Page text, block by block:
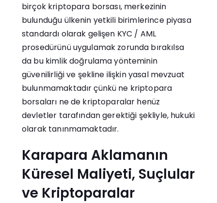
birçok kriptopara borsası, merkezinin
bulunduğu ülkenin yetkili birimlerince piyasa
standardı olarak gelişen KYC / AML
prosedürünü uygulamak zorunda bırakılsa
da bu kimlik doğrulama yönteminin
güvenilirliği ve şekline ilişkin yasal mevzuat
bulunmamaktadır çünkü ne kriptopara
borsaları ne de kriptoparalar henüz
devletler tarafından gerektiği şekliyle, hukuki
olarak tanınmamaktadır.
Karapara Aklamanın
Küresel Maliyeti, Suçlular
ve Kriptoparalar